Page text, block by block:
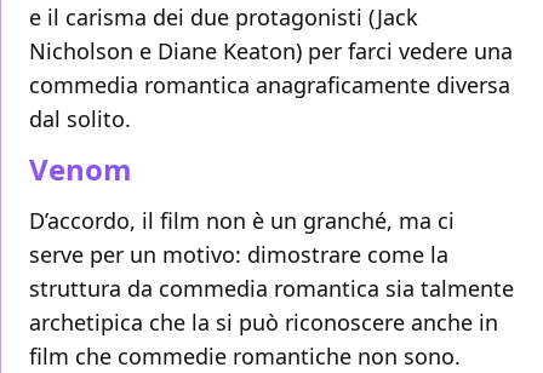
e il carisma dei due protagonisti (Jack
Nicholson e Diane Keaton) per farci vedere una
commedia romantica anagraficamente diversa
dal solito.
Venom
D’accordo, il film non è un granché, ma ci
serve per un motivo: dimostrare come la
struttura da commedia romantica sia talmente
archetipica che la si può riconoscere anche in
film che commedie romantiche non sono.